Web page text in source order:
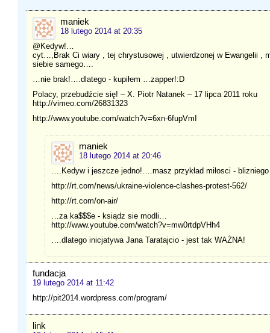
maniek
18 lutego 2014 at 20:35
@Kedyw!…
cyt…,Brak Ci wiary , tej chrystusowej , utwierdzonej w Ewangelii ,
siebie samego….
…nie brak!….dlatego - kupiłem …zapper!:D
Polacy, przebudźcie się! – X. Piotr Natanek – 17 lipca 2011 roku
http://vimeo.com/26831323
http://www.youtube.com/watch?v=6xn-6fupVmI
maniek
18 lutego 2014 at 20:46
….Kedyw i jeszcze jedno!….masz przykład miłosci -
http://rt.com/news/ukraine-violence-clashes-protest-562/
http://rt.com/on-air/
…za ka$$$e - ksiądz sie modli…
http://www.youtube.com/watch?v=mw0rtdpVHh4
….dlatego inicjatywa Jana Taratajcio - jest tak WAŻNA!
fundacja
19 lutego 2014 at 11:42
http://pit2014.wordpress.com/program/
link